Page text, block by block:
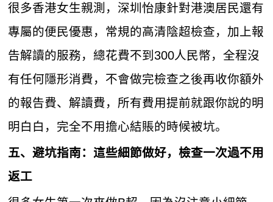
很多香港女生親測，深圳怡康針對港澳居民還有
專屬的便民優惠，常規的高清陰超檢查，加上報
告解讀的服務，總花費不到300人民幣，全程沒
有任何隱形消費，不會做完檢查之後再收你額外
的報告費、解讀費，所有費用提前就跟你說的明
明白白，完全不用擔心結賬的時候被坑。
五、避坑指南：這些細節做好，檢查一次過不用
返工